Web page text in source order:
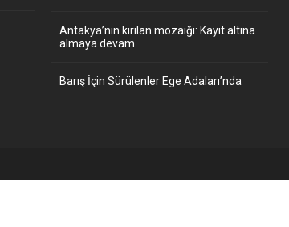
Antakya’nın kırılan mozaiği: Kayıt altına
almaya devam
Barış İçin Sürülenler Ege Adaları’nda